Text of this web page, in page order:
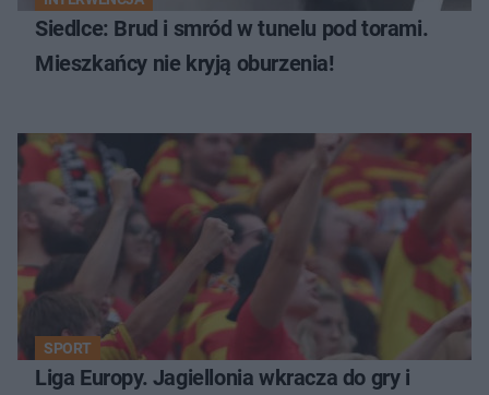
Siedlce: Brud i smród w tunelu pod torami.
Mieszkańcy nie kryją oburzenia!
SPORT
Liga Europy. Jagiellonia wkracza do gry i